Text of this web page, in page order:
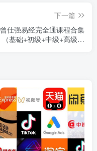
下一篇
曾仕强易经完全通课程合集
（基础+初级+中级+高级）